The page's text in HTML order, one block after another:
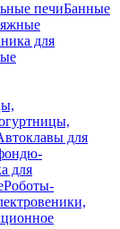
печиБанные
для
для
для
Роботы-